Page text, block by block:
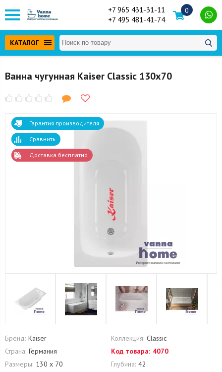
+7 965 431-31-11
+7 495 481-41-74
0
КАТАЛОГ
Ванна чугунная Kaiser Classic 130х70
Гарантия производителя
Сравнить
Доставка бесплатно
Бренд: Kaiser Коллекция: Classic
Страна: Германия Код товара: 4070
Размеры: 130 х 70 Глубина: 42